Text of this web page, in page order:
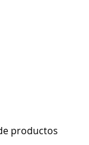
productos